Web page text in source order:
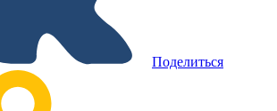
Поделиться